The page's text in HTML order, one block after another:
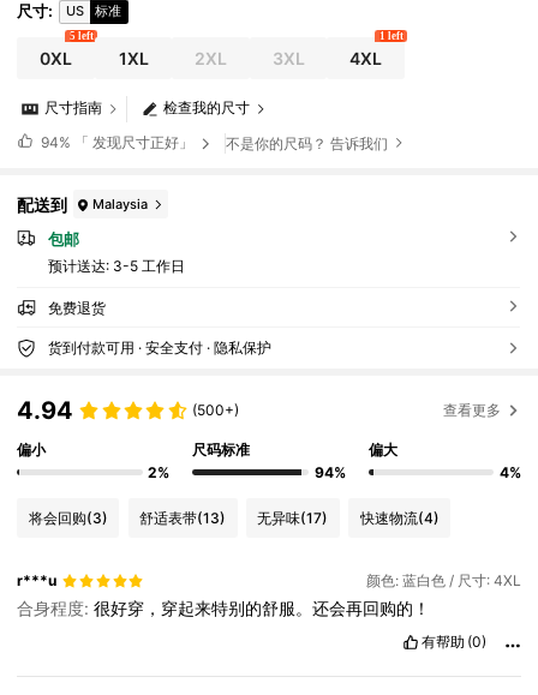
尺寸: US 标准
0XL
5 left
1XL 2XL 3XL 4XL
1 left
检查我的尺寸
尺寸指南
94% 「 发现尺寸正好」 不是你的尺码？ 告诉我们
配送到 Malaysia
包邮
预计送达: 3-5 工作日
免费退货
货到付款可用 · 安全支付 · 隐私保护
4.94 (500+) 查看更多
偏小
2%
尺码标准
94%
偏大
4%
将会回购(3) 舒适表带(13) 无异味(17) 快速物流(4)
r***u 颜色: 蓝白色 / 尺寸: 4XL
合身程度:很好穿，穿起来特别的舒服。还会再回购的！
有帮助 (0)